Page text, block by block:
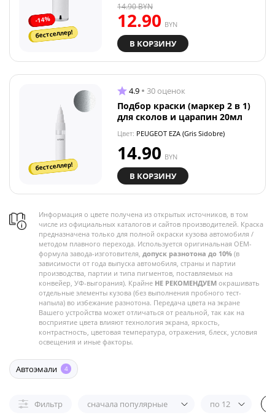
-14%
бестселлер!
12.90 BYN
14.90BYN
В КОРЗИНУ
бестселлер!
4.9 30 оценок
Подбор краски (маркер 2 в 1)
для сколов и царапин 20мл
Цвет: PEUGEOT EZA (Gris Sidobre)
14.90 BYN
В КОРЗИНУ
Информация о цвете получена из открытых источников, в том
числе из официальных каталогов и сайтов производителей. Краска
предназначена только для полной окраски кузова автомобиля /
методом плавного перехода. Используется оригинальная OEM-
формула завода-изготовителя, допуск разнотона до 10% (в
зависимости от года выпуска автомобиля, страны и партии
производства, партии и типа пигментов, поставляемых на
конвейер, УФ-выгорания). Крайне НЕ РЕКОМЕНДУЕМ окрашивать
отдельные элементы кузова (без выполнения пробного тест-
напыла) во избежание разнотона. Передача цвета на экране
Вашего устройства может отличаться от реальной, так как на
восприятие цвета влияют технология экрана, яркость,
контрастность, цветовая температура, отражения, блеск, условия
освещения и иные факторы.
Автоэмали 4
Фильтр сначала популярные по 12